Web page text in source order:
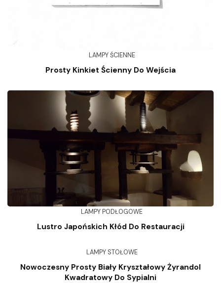
LAMPY ŚCIENNE
Prosty Kinkiet Ścienny Do Wejścia
LAMPY PODŁOGOWE
Lustro Japońskich Kłód Do Restauracji
LAMPY STOŁOWE
Nowoczesny Prosty Biały Kryształowy Żyrandol
Kwadratowy Do Sypialni